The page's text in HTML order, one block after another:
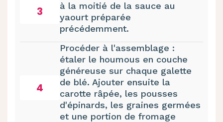
3
à la moitié de la sauce au
yaourt préparée
précédemment.
4
Procéder à l'assemblage :
étaler le houmous en couche
généreuse sur chaque galette
de blé. Ajouter ensuite la
carotte râpée, les pousses
d'épinards, les graines germées
et une portion de fromage